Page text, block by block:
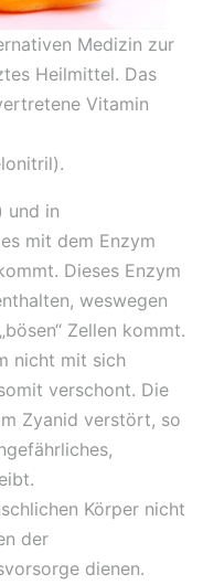
Medizin zur
Heilmittel. Das
Vitamin
und in
mit dem Enzym
Dieses Enzym
weswegen
Zellen kommt.
nicht mit sich
verschont. Die
Zyanid verstört, so
Körper nicht
der
dienen.